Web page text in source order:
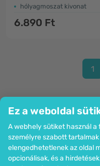
Ez a weboldal
A webhely sütiket használ
személyre szabott
elengedhetetlenek az oldal
opcionálisak, és a
hólyagmoszat kivonat
6.890 Ft
1
Cég
Információk
Csatlakozzon hozzánk